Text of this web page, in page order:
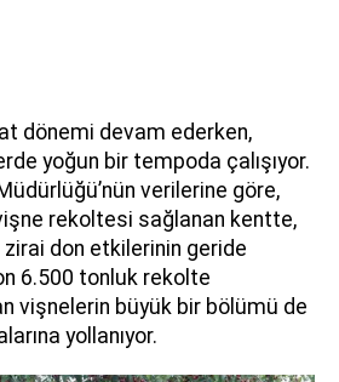
dönemi devam ederken,
yoğun bir tempoda çalışıyor.
verilerine göre,
rekoltesi sağlanan kentte,
zirai don etkilerinin geride
6.500 tonluk rekolte
vişnelerin büyük bir bölümü de
yollanıyor.